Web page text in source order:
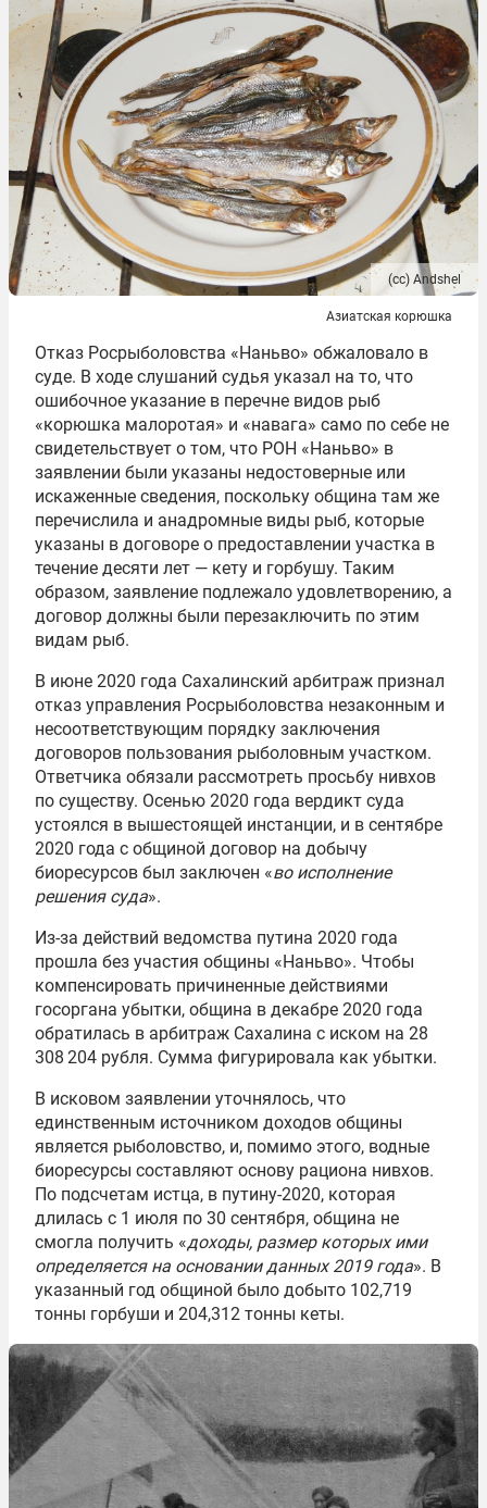
(сс) Andshel
Азиатская корюшка
Отказ Росрыболовства «Наньво» обжаловало в
суде. В ходе слушаний судья указал на то, что
ошибочное указание в перечне видов рыб
«корюшка малоротая» и «навага» само по себе не
свидетельствует о том, что РОН «Наньво» в
заявлении были указаны недостоверные или
искаженные сведения, поскольку община там же
перечислила и анадромные виды рыб, которые
указаны в договоре о предоставлении участка в
течение десяти лет — кету и горбушу. Таким
образом, заявление подлежало удовлетворению, а
договор должны были перезаключить по этим
видам рыб.
В июне 2020 года Сахалинский арбитраж признал
отказ управления Росрыболовства незаконным и
несоответствующим порядку заключения
договоров пользования рыболовным участком.
Ответчика обязали рассмотреть просьбу нивхов
по существу. Осенью 2020 года вердикт суда
устоялся в вышестоящей инстанции, и в сентябре
2020 года с общиной договор на добычу
биоресурсов был заключен «во исполнение
решения суда».
Из-за действий ведомства путина 2020 года
прошла без участия общины «Наньво». Чтобы
компенсировать причиненные действиями
госоргана убытки, община в декабре 2020 года
обратилась в арбитраж Сахалина с иском на 28
308 204 рубля. Сумма фигурировала как убытки.
В исковом заявлении уточнялось, что
единственным источником доходов общины
является рыболовство, и, помимо этого, водные
биоресурсы составляют основу рациона нивхов.
По подсчетам истца, в путину-2020, которая
длилась с 1 июля по 30 сентября, община не
смогла получить «доходы, размер которых ими
определяется на основании данных 2019 года». В
указанный год общиной было добыто 102,719
тонны горбуши и 204,312 тонны кеты.